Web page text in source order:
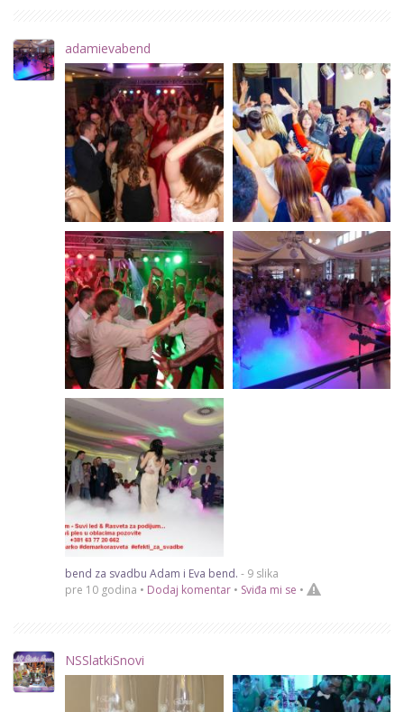
adamievabend
bend za svadbu Adam i Eva bend. - 9 slika
pre 10 godina • Dodaj komentar • Sviđa mi se •
NSSlatkiSnovi